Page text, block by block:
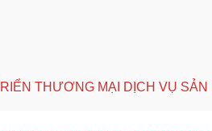
THƯƠNG MẠI DỊCH VỤ SẢN